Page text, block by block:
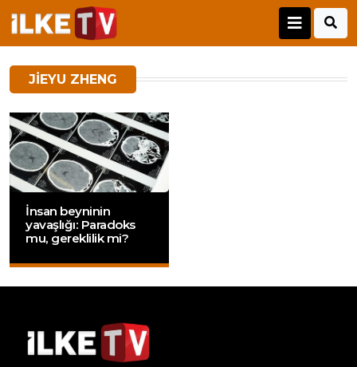
JIEYU ZHENG
İnsan beyninin
yavaşlığı: Paradoks
mu, gereklilik mi?